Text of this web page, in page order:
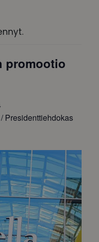
promootio
Presidenttiehdokas